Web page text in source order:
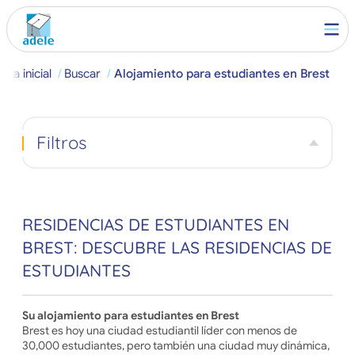
inicial Buscar Alojamiento para estudiantes en Brest
RESIDENCIAS DE ESTUDIANTES EN
BREST: DESCUBRE LAS RESIDENCIAS DE
ESTUDIANTES
Su alojamiento para estudiantes en Brest
Brest es hoy una ciudad estudiantil líder con menos de
30,000 estudiantes, pero también una ciudad muy dinámica,
Filtros